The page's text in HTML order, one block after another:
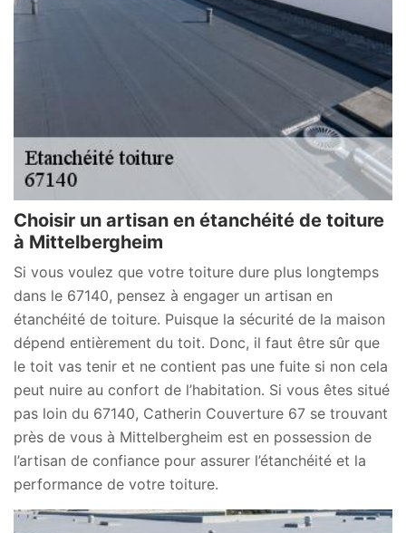
Choisir un artisan en étanchéité de toiture
à Mittelbergheim
Si vous voulez que votre toiture dure plus longtemps
dans le 67140, pensez à engager un artisan en
étanchéité de toiture. Puisque la sécurité de la maison
dépend entièrement du toit. Donc, il faut être sûr que
le toit vas tenir et ne contient pas une fuite si non cela
peut nuire au confort de l’habitation. Si vous êtes situé
pas loin du 67140, Catherin Couverture 67 se trouvant
près de vous à Mittelbergheim est en possession de
l’artisan de confiance pour assurer l’étanchéité et la
performance de votre toiture.